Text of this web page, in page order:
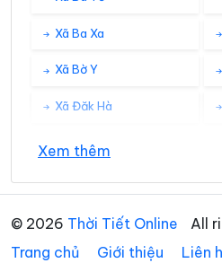
Xã Ba Xa
Xã Bờ Y
Xã Đăk Hà
Xã Đăk Long
Xã Đăk Môn
Xã Đăk Plô
Xã Đăk Rơ Wa
Xem thêm
© 2026 Thời Tiết Online
All
Trang chủ
Giới thiệu
Liên